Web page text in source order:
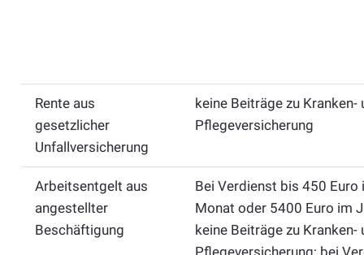
Rente aus
gesetzlicher
Unfallversicherung
keine Beiträge zu Kranken-
Pflegeversicherung
Arbeitsentgelt aus
angestellter
Beschäftigung
Bei Verdienst bis 450 Euro
Monat oder 5400 Euro im
keine Beiträge zu Kranken-